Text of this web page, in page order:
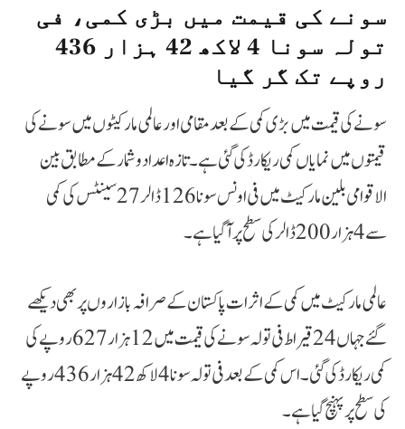
سونے کی قیمت میں بڑی کمی، فی
تولہ سونا 4 لاکھ 42 ہزار 436
روپے تک گر گیا
سونے کی قیمت میں بڑی کمی کے بعد مقامی اور عالمی مارکیٹوں میں سونے کی
قیمتوں میں نمایاں کمی ریکارڈ کی گئی ہے۔ تازہ اعداد و شمار کے مطابق بین
الاقوامی بلین مارکیٹ میں فی اونس سونا 126 ڈالر 27 سینٹس کی کمی
سے 4 ہزار 200 ڈالر کی سطح پر آگیا ہے۔
عالمی مارکیٹ میں کمی کے اثرات پاکستان کے صرافہ بازاروں پر بھی دیکھے
گئے جہاں 24 قیراط فی تولہ سونے کی قیمت میں 12 ہزار 627 روپے کی
کمی ریکارڈ کی گئی۔ اس کمی کے بعد فی تولہ سونا 4 لاکھ 42 ہزار 436 روپے
کی سطح پر پہنچ گیا ہے۔